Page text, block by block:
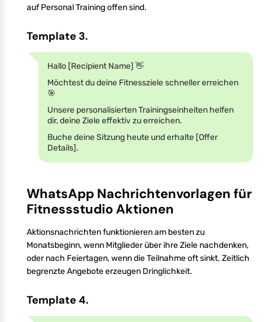
auf Personal Training offen sind.
Template 3.
Hallo [Recipient Name] 👋
Möchtest du deine Fitnessziele schneller erreichen
🎯
Unsere personalisierten Trainingseinheiten helfen
dir, deine Ziele effektiv zu erreichen.
Buche deine Sitzung heute und erhalte [Offer
Details].
WhatsApp Nachrichtenvorlagen für
Fitnessstudio Aktionen
Aktionsnachrichten funktionieren am besten zu
Monatsbeginn, wenn Mitglieder über ihre Ziele nachdenken,
oder nach Feiertagen, wenn die Teilnahme oft sinkt. Zeitlich
begrenzte Angebote erzeugen Dringlichkeit.
Template 4.